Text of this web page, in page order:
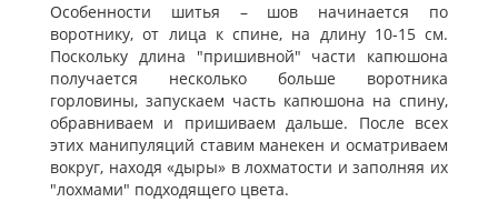
Особенности шитья – шов начинается по
воротнику, от лица к спине, на длину 10-15 см.
Поскольку длина "пришивной" части капюшона
получается несколько больше воротника
горловины, запускаем часть капюшона на спину,
обравниваем и пришиваем дальше. После всех
этих манипуляций ставим манекен и осматриваем
вокруг, находя «дыры» в лохматости и заполняя их
"лохмами" подходящего цвета.